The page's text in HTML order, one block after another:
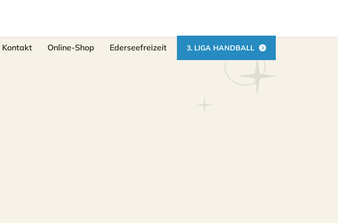
Kontakt Online-Shop Ederseefreizeit 3. LIGA HANDBALL